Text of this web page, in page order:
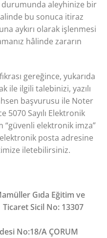
durumunda aleyhinize bir
bu sonuca itiraz
aykırı olarak işlenmesi
hâlinde zararın
gereğince, yukarıda
ile ilgili talebinizi, yazılı
başvurusu ile Noter
5070 Sayılı Elektronik
“güvenli elektronik imza”
posta adresine
iletebilirsiniz.
Gıda Eğitim ve
Sicil No: 13307
No:18/A ÇORUM